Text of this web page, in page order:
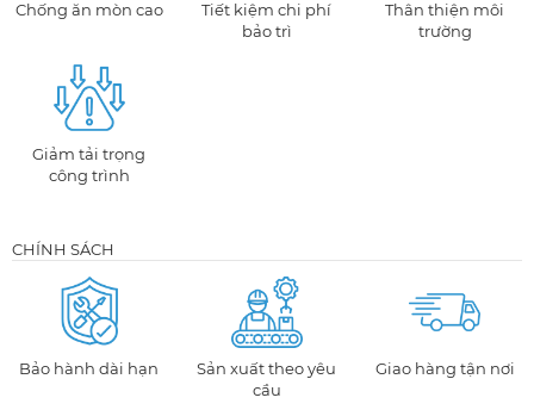
Chống ăn mòn cao
Tiết kiệm chi phí
bảo trì
Thân thiện môi
trường
Giảm tải trọng
công trình
CHÍNH SÁCH
Bảo hành dài hạn
Sản xuất theo yêu
cầu
Giao hàng tận nơi